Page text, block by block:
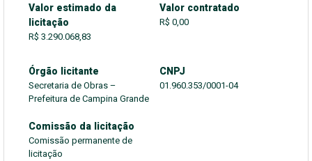
Valor estimado da
licitação
R$ 3.290.068,83
Valor contratado
R$ 0,00
Órgão licitante
Secretaria de Obras –
Prefeitura de Campina Grande
CNPJ
01.960.353/0001-04
Comissão da licitação
Comissão permanente de
licitação